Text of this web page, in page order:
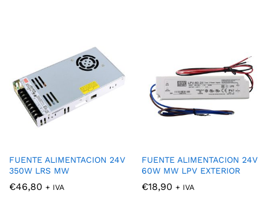
FUENTE ALIMENTACION 24V
350W LRS MW
€46,80 + IVA
FUENTE ALIMENTACION 24V
60W MW LPV EXTERIOR
€18,90 + IVA